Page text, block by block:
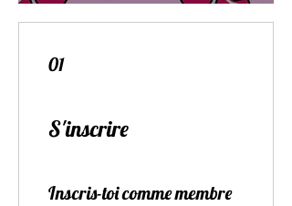
01
S'inscrire
Inscris-toi comme membre